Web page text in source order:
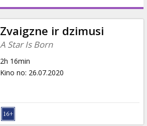
Zvaigzne ir dzimusi
A Star Is Born
2h 16min
Kino no: 26.07.2020